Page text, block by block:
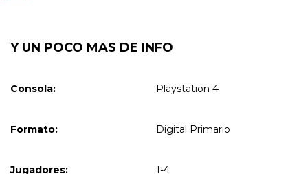
Y UN POCO MAS DE INFO
Consola: Playstation 4
Formato: Digital Primario
Jugadores: 1-4